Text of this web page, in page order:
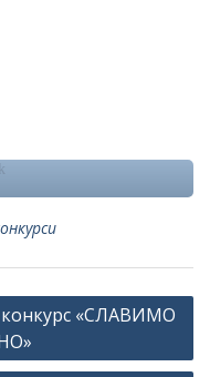
конкурс «СЛАВИМО